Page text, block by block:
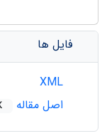
فایل ها
اصل مقاله